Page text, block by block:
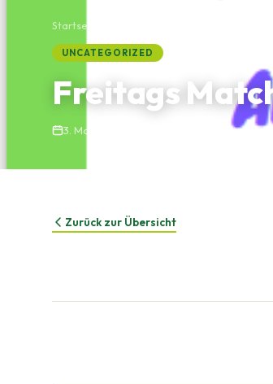
Startseite
UNCATEGORIZED
Freitags
3. Mai 2022 1 Min.
Zurück zur Übersicht